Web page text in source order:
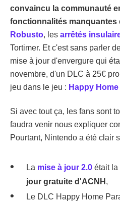
convaincu la communauté
fonctionnalités manquantes
Robusto, les arrêtés
Tortimer. Et c'est sans parler
mise à jour d'envergure qui
novembre, d'un DLC à 25€
jeu dans le jeu : Happy
Si avec tout ça, les fans sont
faudra venir nous expliquer
Pourtant, Nintendo a été clair
La mise à jour 2.0 était la
jour gratuite d'ACNH ,
Le DLC Happy Home